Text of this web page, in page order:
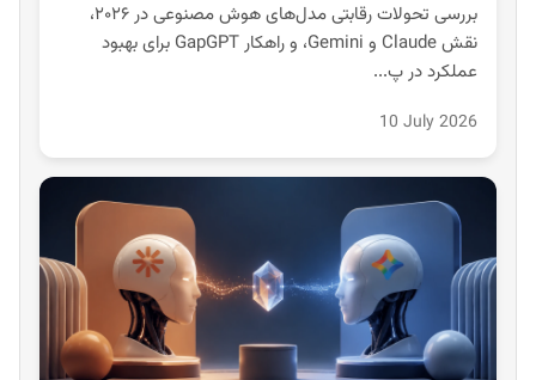
بررسی تحولات رقابتی مدل‌های هوش مصنوعی در ۲۰۲۶،
نقش Claude و Gemini، و راهکار GapGPT برای بهبود
عملکرد در پ...
10 July 2026